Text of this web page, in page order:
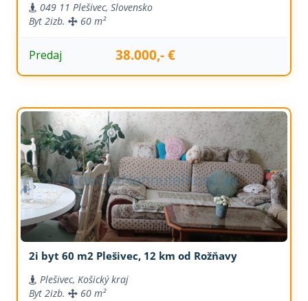
049 11 Plešivec, Slovensko
Byt 2izb. 60 m²
Predaj 38.000,- €
2i byt 60 m2 Plešivec, 12 km od Rožňavy
Plešivec, Košický kraj
Byt 2izb. 60 m²